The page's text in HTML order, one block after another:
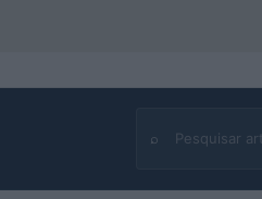
⌕
Buscar